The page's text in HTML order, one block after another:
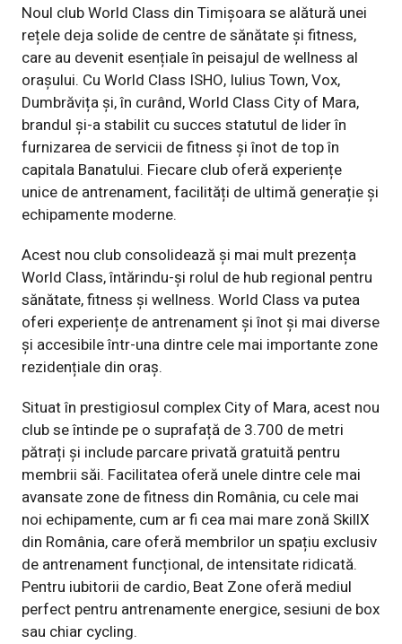
Noul club World Class din Timișoara se alătură unei
rețele deja solide de centre de sănătate și fitness,
care au devenit esențiale în peisajul de wellness al
orașului. Cu World Class ISHO, Iulius Town, Vox,
Dumbrăvița și, în curând, World Class City of Mara,
brandul și-a stabilit cu succes statutul de lider în
furnizarea de servicii de fitness și înot de top în
capitala Banatului. Fiecare club oferă experiențe
unice de antrenament, facilități de ultimă generație și
echipamente moderne.
Acest nou club consolidează și mai mult prezența
World Class, întărindu-și rolul de hub regional pentru
sănătate, fitness și wellness. World Class va putea
oferi experiențe de antrenament și înot și mai diverse
și accesibile într-una dintre cele mai importante zone
rezidențiale din oraș.
Situat în prestigiosul complex City of Mara, acest nou
club se întinde pe o suprafață de 3.700 de metri
pătrați și include parcare privată gratuită pentru
membrii săi. Facilitatea oferă unele dintre cele mai
avansate zone de fitness din România, cu cele mai
noi echipamente, cum ar fi cea mai mare zonă SkillX
din România, care oferă membrilor un spațiu exclusiv
de antrenament funcțional, de intensitate ridicată.
Pentru iubitorii de cardio, Beat Zone oferă mediul
perfect pentru antrenamente energice, sesiuni de box
sau chiar cycling.